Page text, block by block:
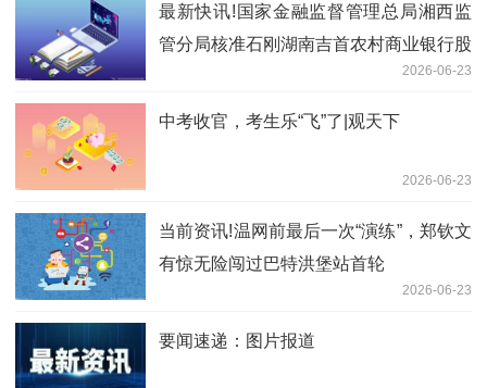
最新快讯!国家金融监督管理总局湘西监
管分局核准石刚湖南吉首农村商业银行股
2026-06-23
中考收官，考生乐“飞”了|观天下
2026-06-23
当前资讯!温网前最后一次“演练”，郑钦文
有惊无险闯过巴特洪堡站首轮
2026-06-23
要闻速递：图片报道